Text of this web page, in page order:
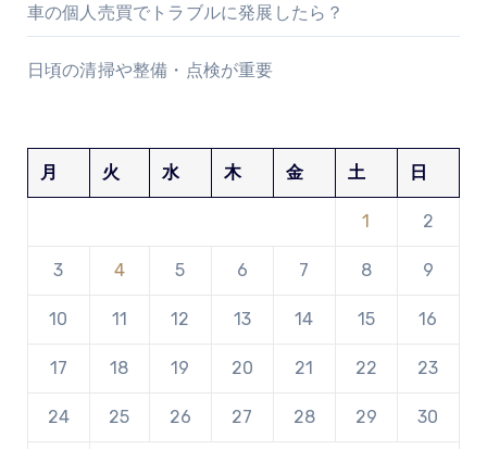
車の個人売買でトラブルに発展したら？
日頃の清掃や整備・点検が重要
月 火 水 木 金 土 日
1 2
3 4 5 6 7 8 9
10 11 12 13 14 15 16
17 18 19 20 21 22 23
24 25 26 27 28 29 30